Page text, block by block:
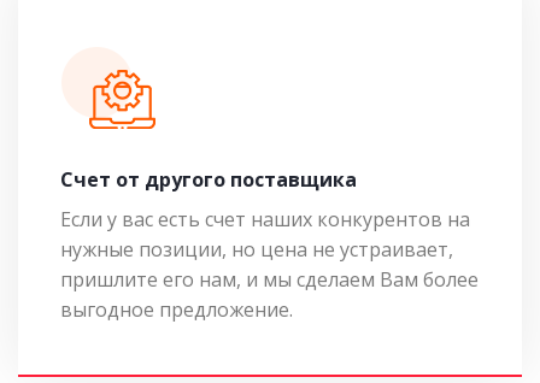
Cчет от другого поставщика
Если у вас есть счет наших конкурентов на
нужные позиции, но цена не устраивает,
пришлите его нам, и мы сделаем Вам более
выгодное предложение.